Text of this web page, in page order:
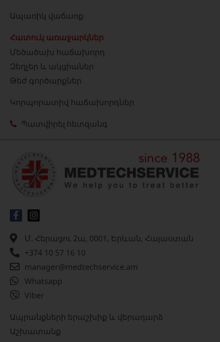
Ապառիկ վաճառք
Հատուկ առաջարկներ
Մեծածախ հաճախորդ
Զեղչեր և ակցիաներ
Թեժ գործարքներ
Կորպորատիվ հաճախորդներ
Պատվիրել հետզանգ
Մ. Հերացու 2ա, 0001, Երևան, Հայաստան
+374 10 57 16 10
manager@medtechservice.am
Whatsapp
Viber
Ապրանքների երաշխիք և վերադարձ
Աշխատանք